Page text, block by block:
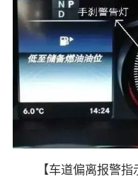
【车道偏离报警